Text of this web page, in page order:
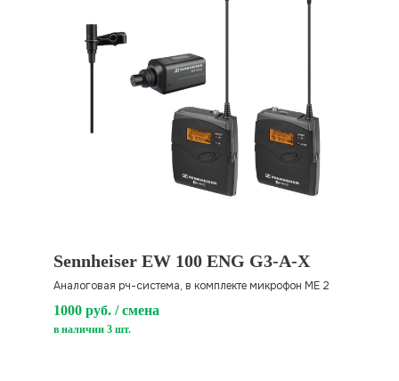
Sennheiser EW 100 ENG G3-A-X
Аналоговая рч-система, в комплекте микрофон ME 2
1000 руб. / смена
в наличии 3 шт.